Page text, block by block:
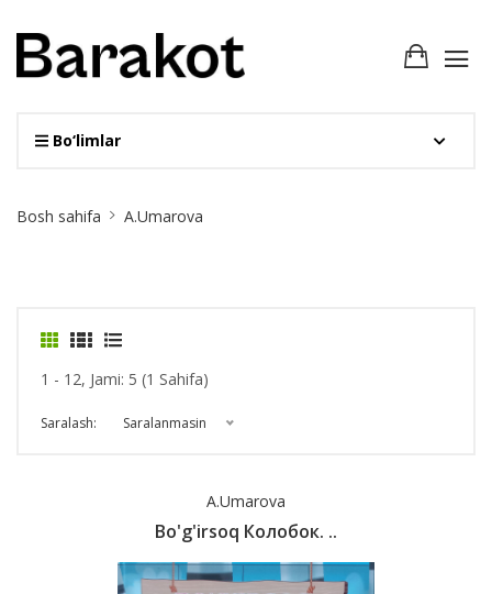
Bo‘limlar
Breadcrumb
Bosh sahifa A.Umarova
1 - 12, Jami: 5 (1 Sahifa)
Saralash: Saralanmasin
A.Umarova
Bo'g'irsoq Колобок. ..